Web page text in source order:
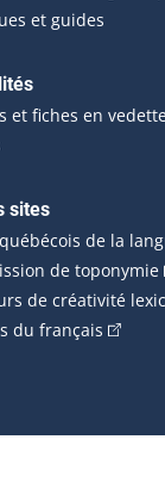
et guides
et fiches en
sites
de la
de toponymie
de créativité
du français (Cet